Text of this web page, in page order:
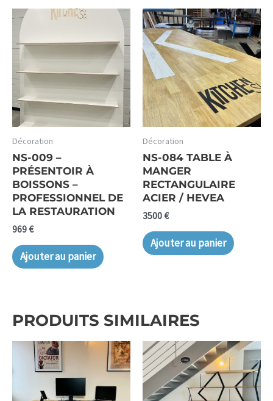
Décoration
NS-009 –
PRÉSENTOIR À
BOISSONS –
PROFESSIONNEL DE
LA RESTAURATION
969€
Ajouter au panier
Décoration
NS-084 TABLE À
MANGER
RECTANGULAIRE
ACIER / HEVEA
3500€
Ajouter au panier
PRODUITS SIMILAIRES